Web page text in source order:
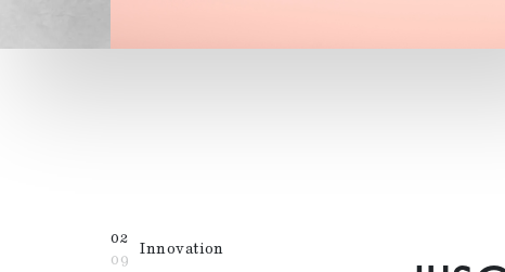
02
09
Innovation